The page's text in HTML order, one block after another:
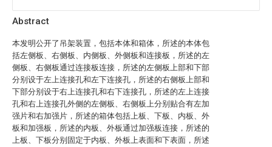
Abstract
本发明公开了吊架装置，包括本体和箱体，所述的本体包
括左侧板、右侧板、内侧板、外侧板和连接板，所述的左
侧板、右侧板通过连接板连接，所述的左侧板上部和下部
分别设于左上连接孔和左下连接孔，所述的右侧板上部和
下部分别设于右上连接孔和右下连接孔，所述的左上连接
孔和右上连接孔外侧的左侧板、右侧板上分别贴合有左加
强片和右加强片，所述的箱体包括上板、下板、内板、外
板和加强板，所述的内板、外板通过加强板连接，所述的
上板、下板分别固定于内板、外板上表面和下表面，所述